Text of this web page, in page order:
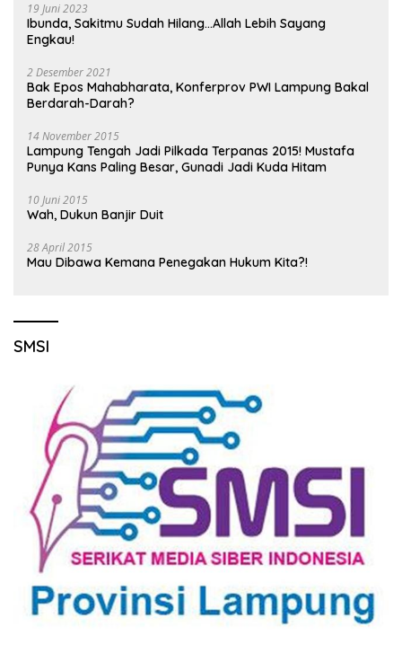
19 Juni 2023
Ibunda, Sakitmu Sudah Hilang…Allah Lebih Sayang
Engkau!
2 Desember 2021
Bak Epos Mahabharata, Konferprov PWI Lampung Bakal
Berdarah-Darah?
14 November 2015
Lampung Tengah Jadi Pilkada Terpanas 2015! Mustafa
Punya Kans Paling Besar, Gunadi Jadi Kuda Hitam
10 Juni 2015
Wah, Dukun Banjir Duit
28 April 2015
Mau Dibawa Kemana Penegakan Hukum Kita?!
SMSI